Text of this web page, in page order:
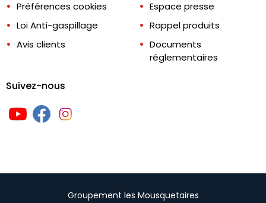
Préférences cookies
Loi Anti-gaspillage
Avis clients
Espace presse
Rappel produits
Documents
réglementaires
Suivez-nous
Groupement les Mousquetaires